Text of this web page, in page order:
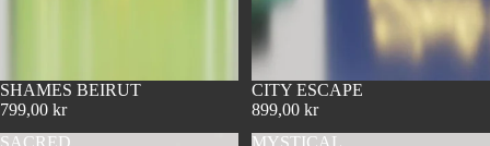
SHAMES BEIRUT
799,00 kr
CITY ESCAPE
899,00 kr